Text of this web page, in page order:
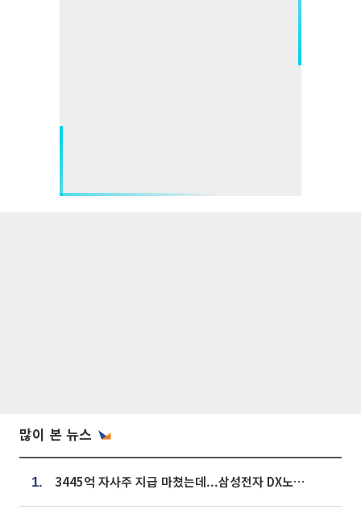
많이 본 뉴스
1. 3445억 자사주 지급 마쳤는데...삼성전자 DX노조, 뒤늦은 '떼쓰기 집회'